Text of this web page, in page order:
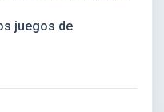
juegos de